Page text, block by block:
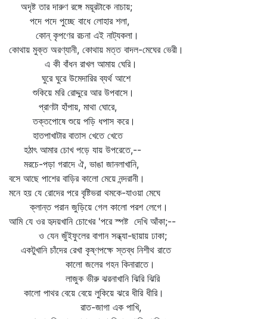
অদৃষ্ট তার দারুণ রঙ্গে ময়ূরটাকে নাচায়;
পদে পদে পুচ্ছে বাধে লোহার শলা,
কোন্‌ কৃপণের রচনা এই নাট্যকলা।
কোথায় মুক্ত অরণ্যানী, কোথায় মত্ত বাদল-মেঘের ভেরী।
এ কী বাঁধন রাখল আমায় ঘেরি।
ঘুরে ঘুরে উমেদারির ব্যর্থ আশে
শুকিয়ে মরি রোদ্দুরে আর উপবাসে।
প্রাণটা হাঁপায়, মাথা ঘোরে,
তক্তপোষে শুয়ে পড়ি ধপাস করে।
হাতপাখাটার বাতাস খেতে খেতে
হঠাৎ আমার চোখ পড়ে যায় উপরেতে,--
মরচে-পড়া গরাদে ঐ, ভাঙা জানলাখানি,
বসে আছে পাশের বাড়ির কালো মেয়ে নন্দরানী।
মনে হয় যে রোদের পরে বৃষ্টিভরা থমকে-যাওয়া মেঘে
ক্লান্ত পরান জুড়িয়ে গেল কালো পরশ লেগে।
আমি যে ওর হৃদয়খানি চোখের 'পরে স্পষ্ট দেখি আঁকা;--
ও যেন জুঁইফুলের বাগান সন্ধ্যা-ছায়ায় ঢাকা;
একটুখানি চাঁদের রেখা কৃষ্ণপক্ষে স্তব্ধ নিশীথ রাতে
কালো জলের গহন কিনারাতে।
লাজুক ভীরু ঝরনাখানি ঝিরি ঝিরি
কালো পাথর বেয়ে বেয়ে লুকিয়ে ঝরে ধীরি ধীরি।
রাত-জাগা এক পাখি,